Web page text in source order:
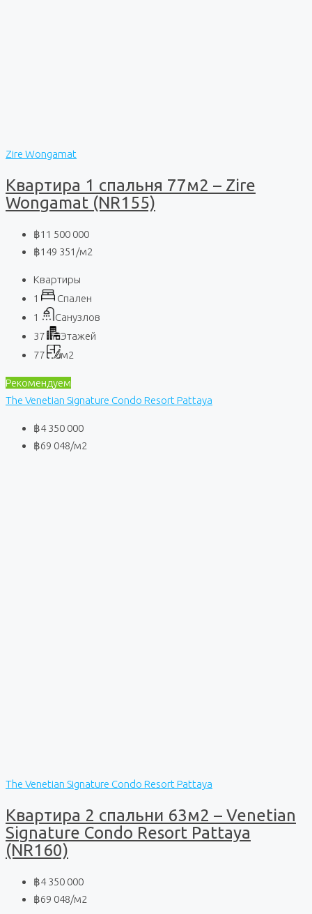
Zire Wongamat
Квартира 1 спальня 77м2 – Zire
Wongamat (NR155)
฿11 500 000
฿149 351 /м2
Квартиры
1
Спален
1
Санузлов
37
Этажей
77
м2
Рекомендуем
The Venetian Signature Condo Resort Pattaya
฿4 350 000
฿69 048/м2
The Venetian Signature Condo Resort Pattaya
Квартира 2 спальни 63м2 – Venetian
Signature Condo Resort Pattaya
(NR160)
฿4 350 000
฿69 048/м2